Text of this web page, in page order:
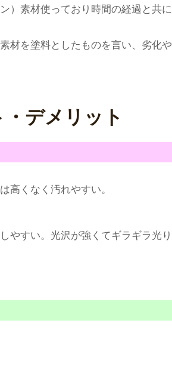
）素材使っており時間の経過と共に
材を塗料としたものを言い、劣化や
デメリット
高くなく汚れやすい。
やすい。光沢が強くてギラギラ光り